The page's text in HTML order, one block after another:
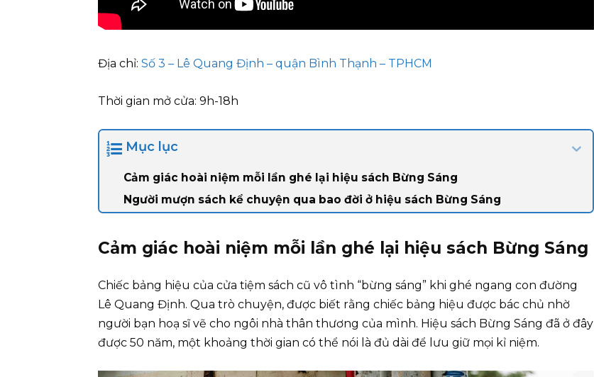
Địa chỉ: Số 3 – Lê Quang Định – quận Bình Thạnh – TPHCM
Thời gian mở cửa: 9h-18h
Mục lục
Cảm giác hoài niệm mỗi lần ghé lại hiệu sách Bừng Sáng
Người mượn sách kể chuyện qua bao đời ở hiệu sách Bừng Sáng
Cảm giác hoài niệm mỗi lần ghé lại hiệu sách Bừng Sáng
Chiếc bảng hiệu của cửa tiệm sách cũ vô tình “bừng sáng” khi ghé ngang con đường
Lê Quang Định. Qua trò chuyện, được biết rằng chiếc bảng hiệu được bác chủ nhờ
người bạn hoạ sĩ vẽ cho ngôi nhà thân thương của mình. Hiệu sách Bừng Sáng đã ở đây
được 50 năm, một khoảng thời gian có thể nói là đủ dài để lưu giữ mọi kỉ niệm.